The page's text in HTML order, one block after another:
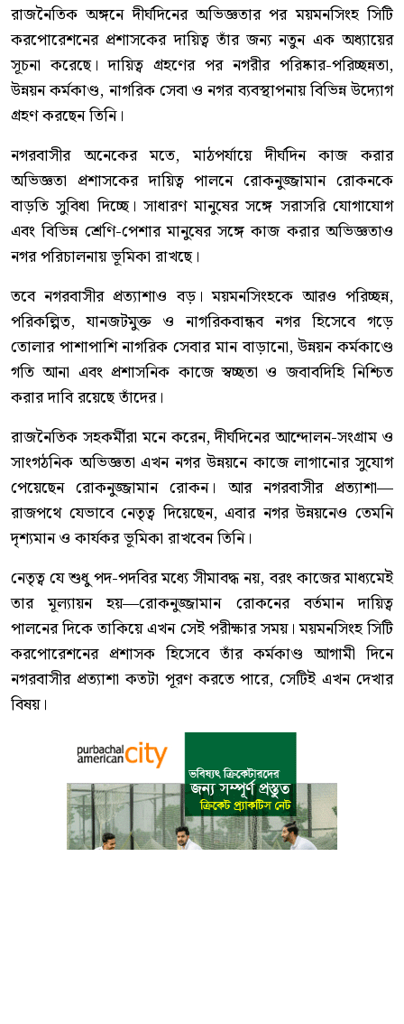
রাজনৈতিক অঙ্গনে দীর্ঘদিনের অভিজ্ঞতার পর ময়মনসিংহ সিটি
করপোরেশনের প্রশাসকের দায়িত্ব তাঁর জন্য নতুন এক অধ্যায়ের
সূচনা করেছে। দায়িত্ব গ্রহণের পর নগরীর পরিষ্কার-পরিচ্ছন্নতা,
উন্নয়ন কর্মকাণ্ড, নাগরিক সেবা ও নগর ব্যবস্থাপনায় বিভিন্ন উদ্যোগ
গ্রহণ করছেন তিনি।
নগরবাসীর অনেকের মতে, মাঠপর্যায়ে দীর্ঘদিন কাজ করার
অভিজ্ঞতা প্রশাসকের দায়িত্ব পালনে রোকনুজ্জামান রোকনকে
বাড়তি সুবিধা দিচ্ছে। সাধারণ মানুষের সঙ্গে সরাসরি যোগাযোগ
এবং বিভিন্ন শ্রেণি-পেশার মানুষের সঙ্গে কাজ করার অভিজ্ঞতাও
নগর পরিচালনায় ভূমিকা রাখছে।
তবে নগরবাসীর প্রত্যাশাও বড়। ময়মনসিংহকে আরও পরিচ্ছন্ন,
পরিকল্পিত, যানজটমুক্ত ও নাগরিকবান্ধব নগর হিসেবে গড়ে
তোলার পাশাপাশি নাগরিক সেবার মান বাড়ানো, উন্নয়ন কর্মকাণ্ডে
গতি আনা এবং প্রশাসনিক কাজে স্বচ্ছতা ও জবাবদিহি নিশ্চিত
করার দাবি রয়েছে তাঁদের।
রাজনৈতিক সহকর্মীরা মনে করেন, দীর্ঘদিনের আন্দোলন-সংগ্রাম ও
সাংগঠনিক অভিজ্ঞতা এখন নগর উন্নয়নে কাজে লাগানোর সুযোগ
পেয়েছেন রোকনুজ্জামান রোকন। আর নগরবাসীর প্রত্যাশা—
রাজপথে যেভাবে নেতৃত্ব দিয়েছেন, এবার নগর উন্নয়নেও তেমনি
দৃশ্যমান ও কার্যকর ভূমিকা রাখবেন তিনি।
নেতৃত্ব যে শুধু পদ-পদবির মধ্যে সীমাবদ্ধ নয়, বরং কাজের মাধ্যমেই
তার মূল্যায়ন হয়—রোকনুজ্জামান রোকনের বর্তমান দায়িত্ব
পালনের দিকে তাকিয়ে এখন সেই পরীক্ষার সময়। ময়মনসিংহ সিটি
করপোরেশনের প্রশাসক হিসেবে তাঁর কর্মকাণ্ড আগামী দিনে
নগরবাসীর প্রত্যাশা কতটা পূরণ করতে পারে, সেটিই এখন দেখার
বিষয়।